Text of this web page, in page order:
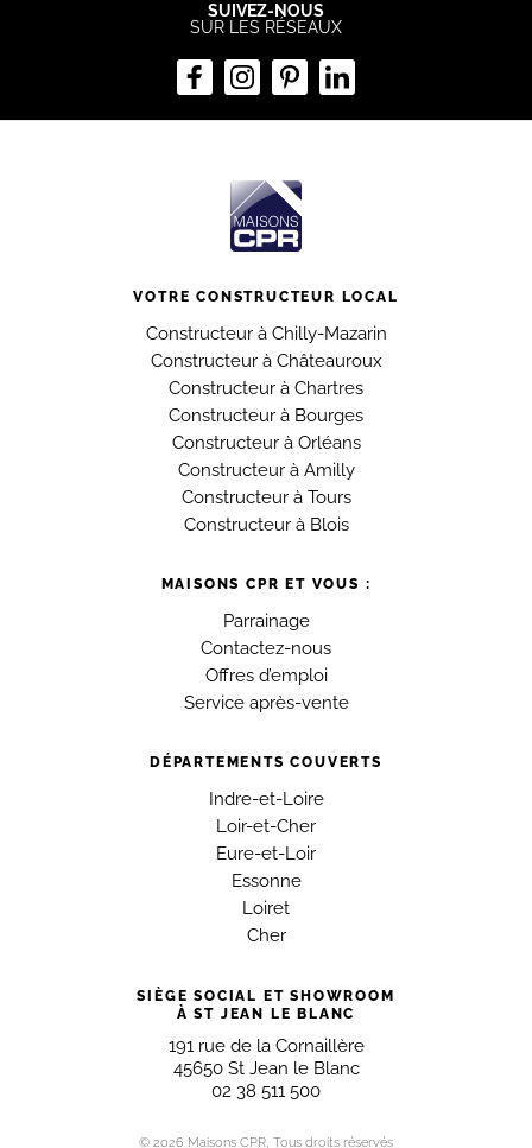
SUIVEZ-NOUS
SUR LES RÉSEAUX
VOTRE CONSTRUCTEUR LOCAL
Constructeur à Chilly-Mazarin
Constructeur à Châteauroux
Constructeur à Chartres
Constructeur à Bourges
Constructeur à Orléans
Constructeur à Amilly
Constructeur à Tours
Constructeur à Blois
MAISONS CPR ET VOUS :
Parrainage
Contactez-nous
Offres d’emploi
Service après-vente
DÉPARTEMENTS COUVERTS
Indre-et-Loire
Loir-et-Cher
Eure-et-Loir
Essonne
Loiret
Cher
SIÈGE SOCIAL ET SHOWROOM
À ST JEAN LE BLANC
191 rue de la Cornaillère
45650 St Jean le Blanc
02 38 511 500
© 2026 Maisons CPR, Tous droits réservés